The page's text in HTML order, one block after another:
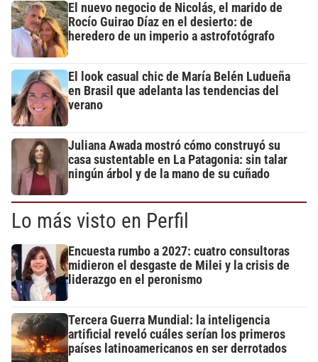
El nuevo negocio de Nicolás, el marido de
Rocío Guirao Díaz en el desierto: de
heredero de un imperio a astrofotógrafo
El look casual chic de María Belén Ludueña
en Brasil que adelanta las tendencias del
verano
Juliana Awada mostró cómo construyó su
casa sustentable en La Patagonia: sin talar
ningún árbol y de la mano de su cuñado
Lo más visto en Perfil
Encuesta rumbo a 2027: cuatro consultoras
midieron el desgaste de Milei y la crisis de
liderazgo en el peronismo
Tercera Guerra Mundial: la inteligencia
artificial reveló cuáles serían los primeros
países latinoamericanos en ser derrotados